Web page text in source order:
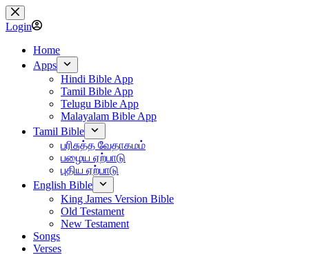
Skip
to
content
Login
Home
Apps
Hindi Bible App
Tamil Bible App
Telugu Bible App
Malayalam Bible App
Tamil Bible
பரிசுத்த வேதாகமம்
பழைய ஏற்பாடு
புதிய ஏற்பாடு
English Bible
King James Version Bible
Old Testament
New Testament
Songs
Verses